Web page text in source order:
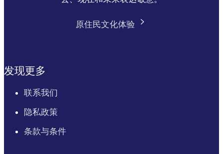
原住民文化体验
发现更多
联系我们
隐私政策
条款与条件